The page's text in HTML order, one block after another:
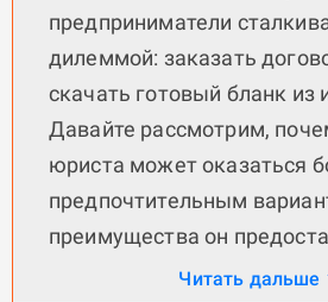
предприниматели
дилеммой: заказать
скачать готовый бланк из
Давайте рассмотрим,
юриста может оказаться
предпочтительным
преимущества он
Читать дальше